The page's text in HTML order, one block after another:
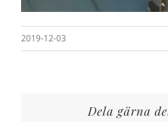
2019-12-03
Dela gärna